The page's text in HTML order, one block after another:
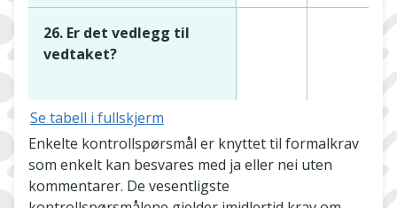
26. Er det vedlegg til
vedtaket?
Se tabell i fullskjerm
Enkelte kontrollspørsmål er knyttet til formalkrav
som enkelt kan besvares med ja eller nei uten
kommentarer. De vesentligste